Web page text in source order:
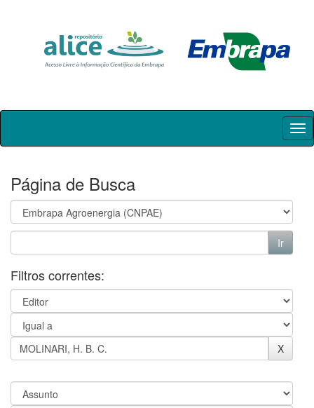
Skip
Página de Busca
Filtros correntes: